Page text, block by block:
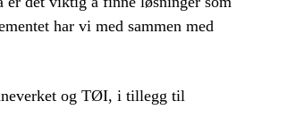
har vi med sammen med
og TØI, i tillegg til